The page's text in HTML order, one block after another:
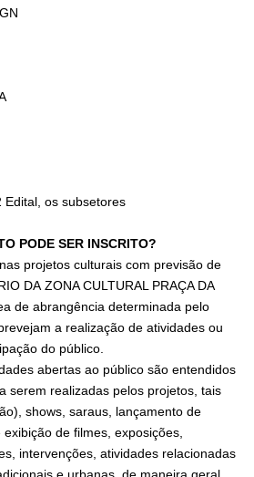
Edital, os subsetores
PODE SER INSCRITO?
projetos culturais com previsão de
DA ZONA CULTURAL PRAÇA DA
de abrangência determinada pelo
a realização de atividades ou
do público.
abertas ao público são entendidos
serem realizadas pelos projetos, tais
shows, saraus, lançamento de
de filmes, exposições,
intervenções, atividades relacionadas